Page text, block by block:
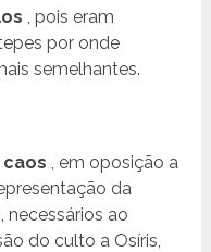
, pois eram
por onde
semelhantes.
, em oposição a
da
necessários ao
do culto a Osíris,